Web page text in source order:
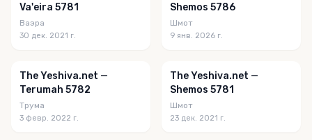
Va'eira 5781
Ваэра
30 дек. 2021 г.
Shemos 5786
Шмот
9 янв. 2026 г.
The Yeshiva.net —
Terumah 5782
Трума
3 февр. 2022 г.
The Yeshiva.net —
Shemos 5781
Шмот
23 дек. 2021 г.